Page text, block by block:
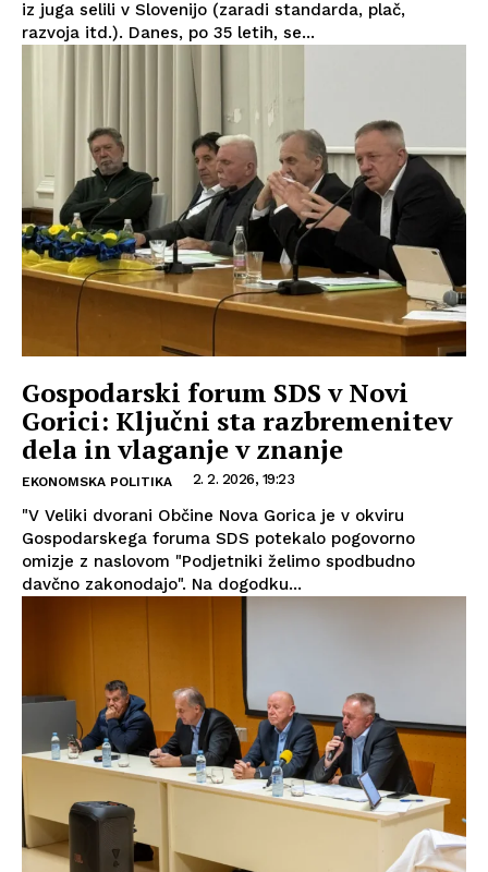
iz juga selili v Slovenijo (zaradi standarda, plač,
razvoja itd.). Danes, po 35 letih, se...
Gospodarski forum SDS v Novi
Gorici: Ključni sta razbremenitev
dela in vlaganje v znanje
EKONOMSKA POLITIKA 2. 2. 2026, 19:23
"V Veliki dvorani Občine Nova Gorica je v okviru
Gospodarskega foruma SDS potekalo pogovorno
omizje z naslovom "Podjetniki želimo spodbudno
davčno zakonodajo". Na dogodku...